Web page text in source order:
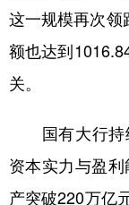
辽宁
浙江
广东
四川
这一规模再次领
额也达到
关。
国有大行持
资本实力与盈
产突破220万亿